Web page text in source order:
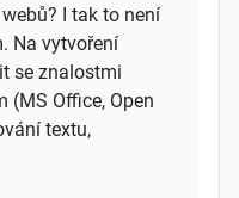
I tak to není
Na vytvoření
se znalostmi
(MS Office, Open
textu,